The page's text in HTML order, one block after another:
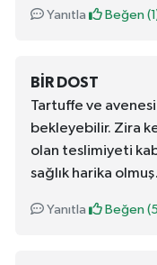
Yanıtla Beğen (1
BIR DOST
Tartuffe ve
bekleyebilir. Zira
olan teslimiyeti
sağlık harika
Yanıtla Beğen (5